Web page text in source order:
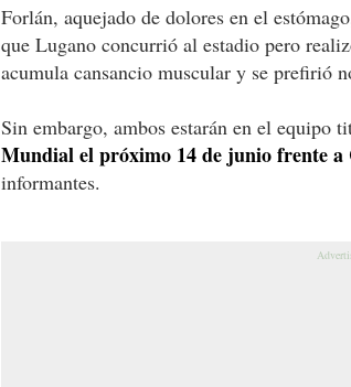
Forlán, aquejado de dolores en el
que Lugano concurrió al estadio pero
acumula cansancio muscular y se prefirió
Sin embargo, ambos estarán en el equipo
Mundial el próximo 14 de junio frente a
informantes.